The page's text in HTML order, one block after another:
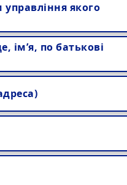
якого
ім’я, по батькові